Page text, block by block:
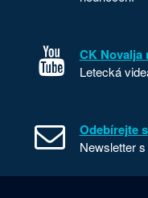
CK Novalja
Letecká
Odebírejte
Newsletter